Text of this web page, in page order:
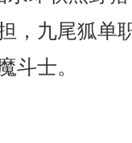
，九尾狐单
斗士。